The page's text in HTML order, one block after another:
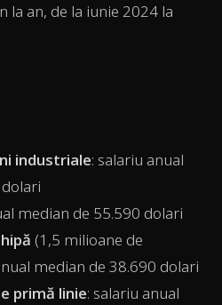
la an, de la iunie 2024 la
industriale: salariu anual
median de 55.590 dolari
(1,5 milioane de
median de 38.690 dolari
primă linie: salariu anual